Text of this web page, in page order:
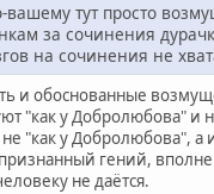
вашему тут просто
за сочинения
на сочинения не
и обоснованные
"как у Добролюбова" и
не "как у Добролюбова", а
гений,
не даётся.